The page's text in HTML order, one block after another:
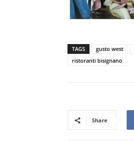
TAGS gusto west
ristoranti bisignano
Share